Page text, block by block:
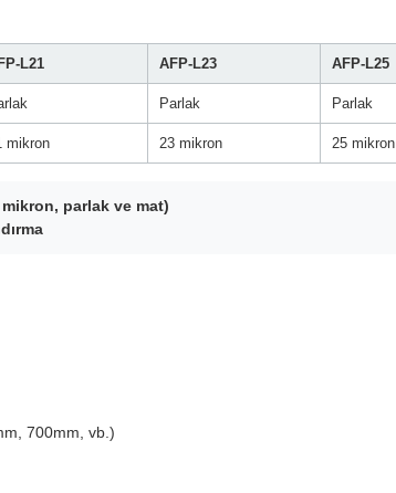
L21 AFP-L23 AFP-L25
Parlak Parlak
mikron 23 mikron 25 mikron
parlak ve mat)
700mm, vb.)